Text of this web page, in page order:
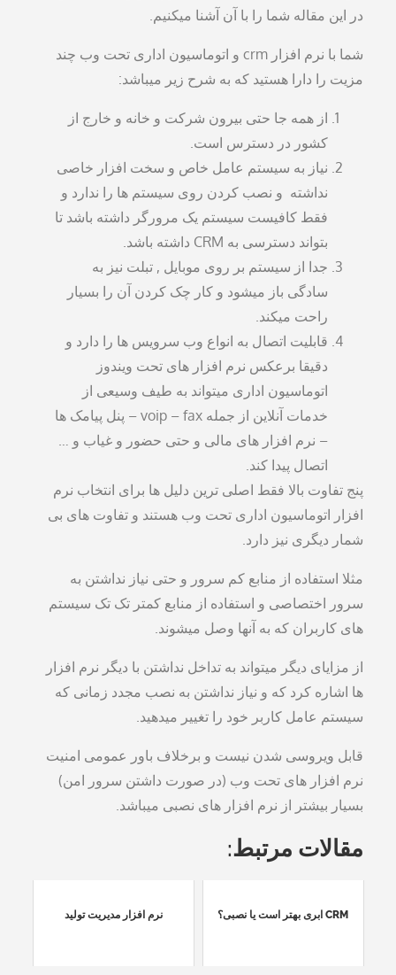
در این مقاله شما را با آن آشنا میکنیم.
شما با نرم افزار crm و اتوماسیون اداری تحت وب چند
مزیت را دارا هستید که به شرح زیر میباشد:
از همه جا حتی بیرون شرکت و خانه و خارج از
کشور در دسترس است.
نیاز به سیستم عامل خاص و سخت افزار خاصی
نداشته و نصب کردن روی سیستم ها را ندارد و
فقط کافیست سیستم یک مرورگر داشته باشد تا
بتواند دسترسی به CRM داشته باشد.
جدا از سیستم بر روی موبایل , تبلت نیز به
سادگی باز میشود و کار چک کردن آن را بسیار
راحت میکند.
قابلیت اتصال به انواع وب سرویس ها را دارد و
دقیقا برعکس نرم افزار های تحت ویندوز
اتوماسیون اداری میتواند به طیف وسیعی از
خدمات آنلاین از جمله voip – fax – پنل پیامک ها
– نرم افزار های مالی و حتی حضور و غیاب و …
اتصال پیدا کند.
پنج تفاوت بالا فقط اصلی ترین دلیل ها برای انتخاب نرم
افزار اتوماسیون اداری تحت وب هستند و تفاوت های بی
شمار دیگری نیز دارد.
مثلا استفاده از منابع کم سرور و حتی نیاز نداشتن به
سرور اختصاصی و استفاده از منابع کمتر تک تک سیستم
های کاربران که به آنها وصل میشوند.
از مزایای دیگر میتواند به تداخل نداشتن با دیگر نرم افزار
ها اشاره کرد که و نیاز نداشتن به نصب مجدد زمانی که
سیستم عامل کاربر خود را تغییر میدهید.
قابل ویروسی شدن نیست و برخلاف باور عمومی امنیت
نرم افزار های تحت وب (در صورت داشتن سرور امن)
بسیار بیشتر از نرم افزار های نصبی میباشد.
مقالات مرتبط:
CRM ابری بهتر است یا نصبی؟ نرم افزار مدیریت تولید